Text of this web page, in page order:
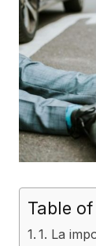
Table
1. La